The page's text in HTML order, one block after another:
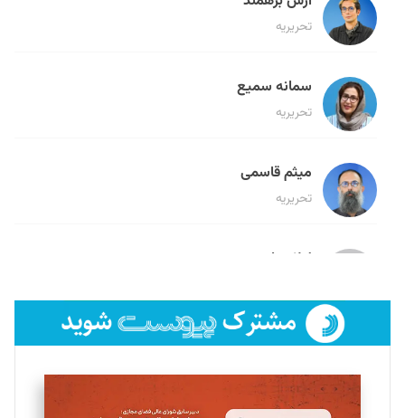
تحریریه
سمانه سمیع
تحریریه
میثم قاسمی
تحریریه
لیلا حنارود
فائزه فتحی رستمی
تحریریه